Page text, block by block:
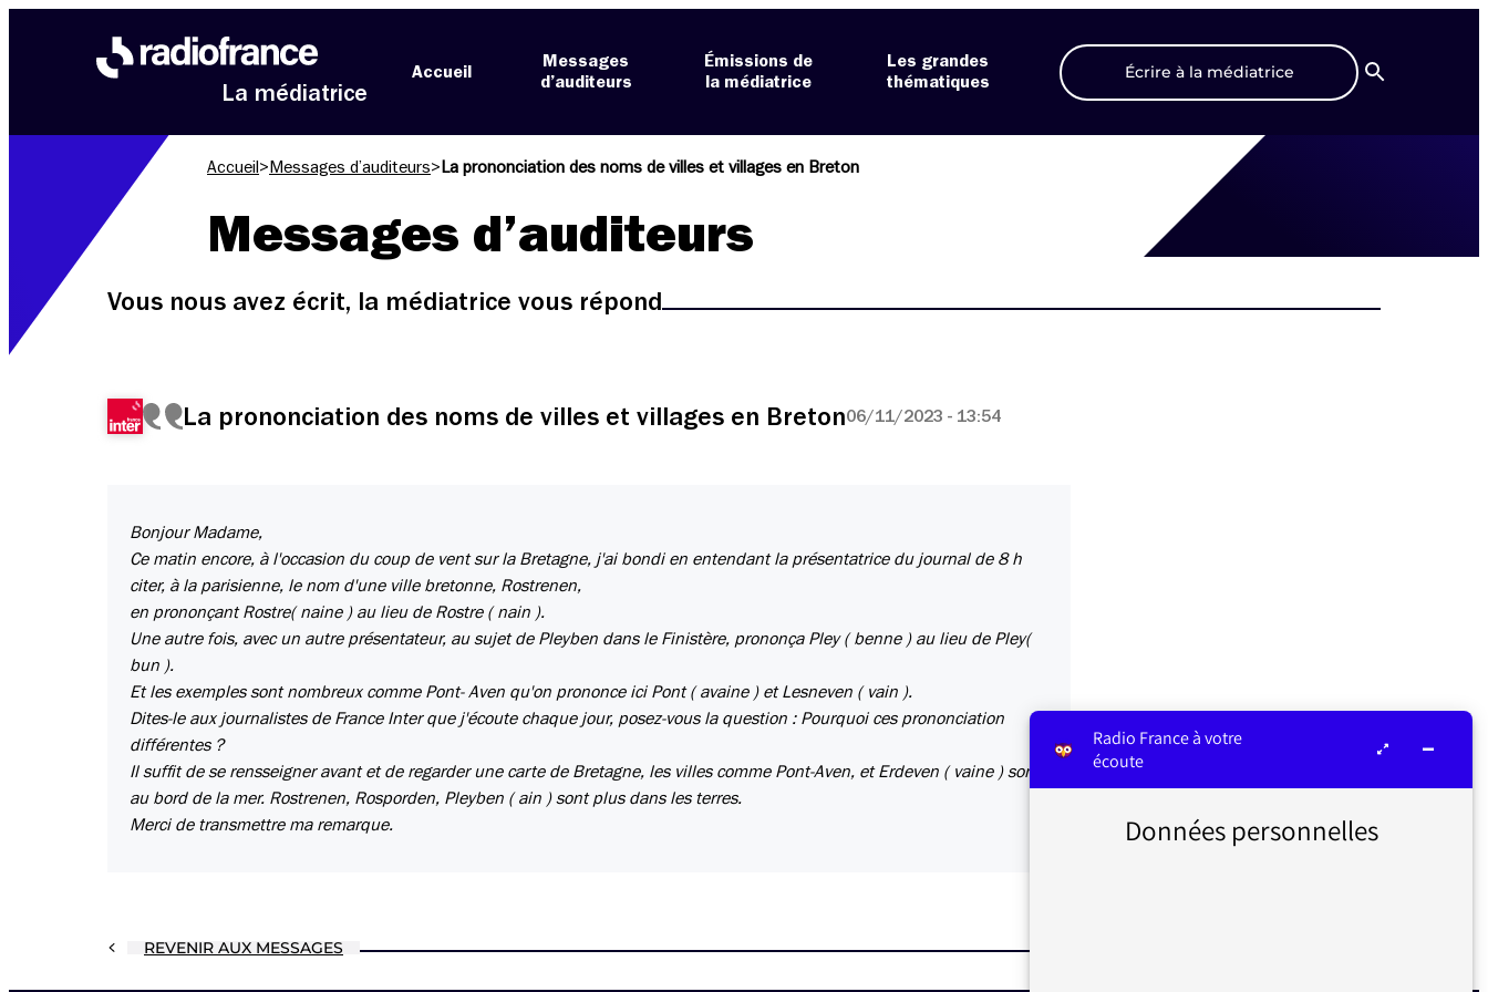
La médiatrice
Accueil
Messages
d’auditeurs
Émissions de
la médiatrice
Les grandes
thématiques
Écrire à la médiatrice
Recherche
Accueil > Messages d’auditeurs> La prononciation des noms de villes et villages en Breton
Messages d’auditeurs
Vous nous avez écrit, la médiatrice vous répond
La prononciation des noms de villes et villages en Breton06/11/2023 - 13:54
Bonjour Madame,
Ce matin encore, à l'occasion du coup de vent sur la Bretagne, j'ai bondi en entendant la présentatrice du journal de 8 h
citer, à la parisienne, le nom d'une ville bretonne, Rostrenen,
en prononçant Rostre( naine ) au lieu de Rostre ( nain ).
Une autre fois, avec un autre présentateur, au sujet de Pleyben dans le Finistère, prononça Pley ( benne ) au lieu de Pley(
bun ).
Et les exemples sont nombreux comme Pont- Aven qu'on prononce ici Pont ( avaine ) et Lesneven ( vain ).
Dites-le aux journalistes de France Inter que j'écoute chaque jour, posez-vous la question : Pourquoi ces prononciation
différentes ?
Il suffit de se rensseigner avant et de regarder une carte de Bretagne, les villes comme Pont-Aven, et Erdeven ( vaine ) sont
au bord de la mer. Rostrenen, Rosporden, Pleyben ( ain ) sont plus dans les terres.
Merci de transmettre ma remarque.
REVENIR AUX MESSAGES
Radio France à votre
écoute
Données personnelles